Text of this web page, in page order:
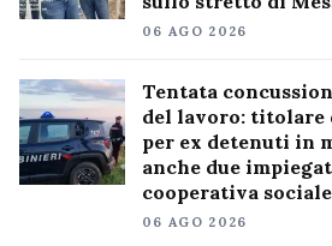
06 AGO 2026
Tentata
del lavoro: titolare
per ex detenuti in
anche due
cooperativa sociale
06 AGO 2026